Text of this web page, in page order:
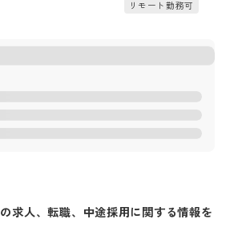
リモート勤務可
の求人、転職、中途採用に関する情報を